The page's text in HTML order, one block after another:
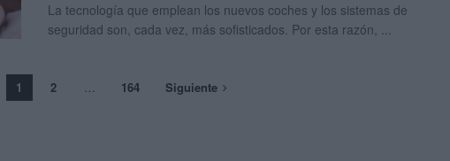
La tecnología que emplean los nuevos coches y los sistemas de
seguridad son, cada vez, más sofisticados. Por esta razón, ...
1 2 … 164 Siguiente